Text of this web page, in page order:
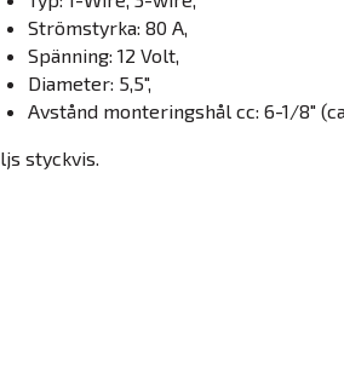
Strömstyrka: 80 A,
Spänning: 12 Volt,
Diameter: 5,5",
Avstånd monteringshål cc: 6-1/8" (ca
styckvis.